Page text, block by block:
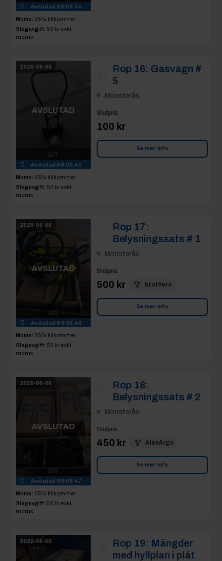
Avslutad 8/6 09:44
Moms: 25% tillkommer
Slagavgift: 50 kr exkl.
moms
2026-06-08
AVSLUTAD
4
Avslutad 8/6 09:45
Moms: 25% tillkommer
Slagavgift: 50 kr exkl.
moms
Rop 16: Gasvagn #
5
Mönsterås
Slutpris:
100 kr
Se mer info
2026-06-08
AVSLUTAD
9
Avslutad 8/6 09:46
Moms: 25% tillkommer
Slagavgift: 50 kr exkl.
moms
Rop 17:
Belysningssats # 1
Mönsterås
Slutpris:
500 kr brothers
Se mer info
2026-06-08
AVSLUTAD
9
Avslutad 8/6 09:47
Moms: 25% tillkommer
Slagavgift: 50 kr exkl.
moms
Rop 18:
Belysningssats # 2
Mönsterås
Slutpris:
450 kr AlexArgo
Se mer info
2026-06-08 Rop 19: Mängder
med hyllplan i plåt